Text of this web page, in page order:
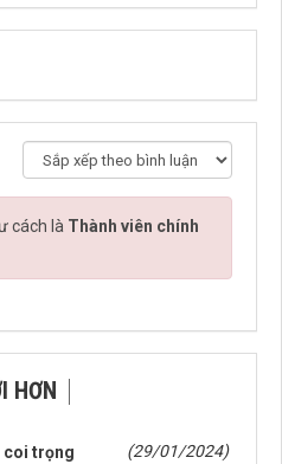
cách là Thành viên chính
HƠN
coi trọng
(29/01/2024)